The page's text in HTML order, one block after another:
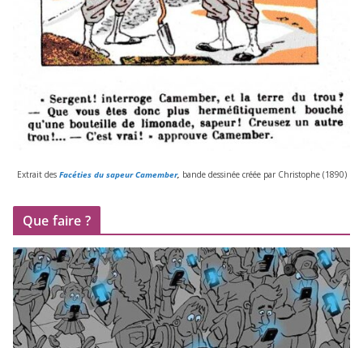
Extrait desFacéties du sapeur Camember, bande des­si­née créée par Christophe (1890)
Que faire ?